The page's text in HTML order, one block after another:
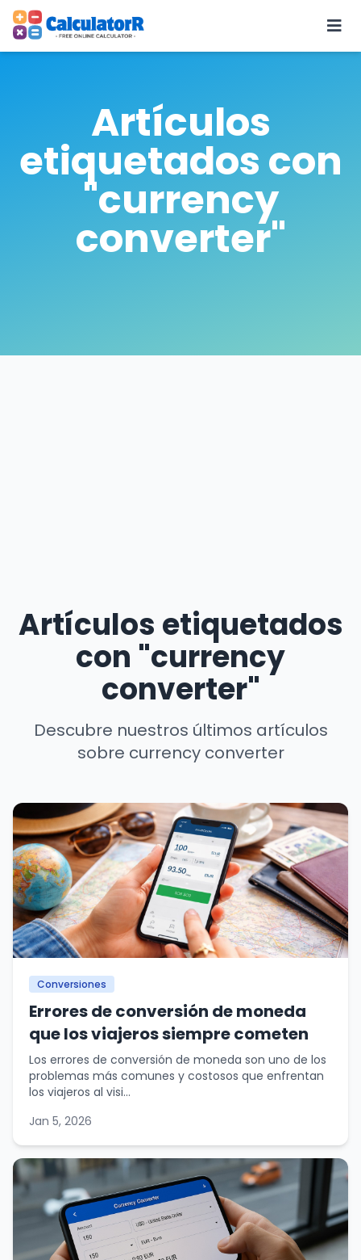
Artículos
etiquetados con
"currency
converter"
Artículos etiquetados
con "currency
converter"
Descubre nuestros últimos artículos
sobre currency converter
Conversiones
Errores de conversión de moneda
que los viajeros siempre cometen
Los errores de conversión de moneda son uno de los
problemas más comunes y costosos que enfrentan
los viajeros al visi...
Jan 5, 2026